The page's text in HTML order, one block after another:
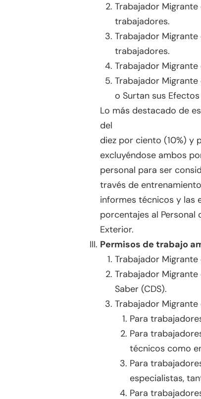
Trabajador
trabajadores.
Trabajador
trabajadores.
Trabajador
Trabajador
o Surtan sus
Lo más destacado de
del
diez por ciento (10%) y
excluyéndose ambos
personal para ser
través de
informes técnicos y las
porcentajes al Personal
Exterior.
Permisos de trabajo
Trabajador
Trabajador
Saber (CDS).
Trabajador
Para
Para
técnicos como
Para
especialistas,
Para